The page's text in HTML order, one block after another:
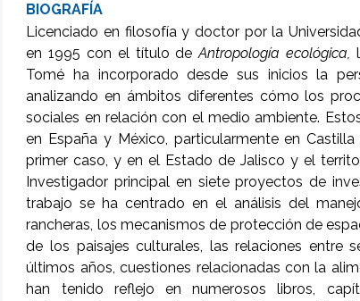
BIOGRAFÍA
Licenciado en filosofía y doctor por la
en 1995 con el título deAntropología ecológica,
Tomé ha incorporado desde sus inicios la
analizando en ámbitos diferentes cómo los
sociales en relación con el medio ambiente.
en España y México, particularmente en
primer caso, y en el Estado de Jalisco y el
Investigador principal en siete proyectos de
trabajo se ha centrado en el análisis del
rancheras, los mecanismos de protección de
de los paisajes culturales, las relaciones entre
últimos años, cuestiones relacionadas con la
han tenido reflejo en numerosos libros,